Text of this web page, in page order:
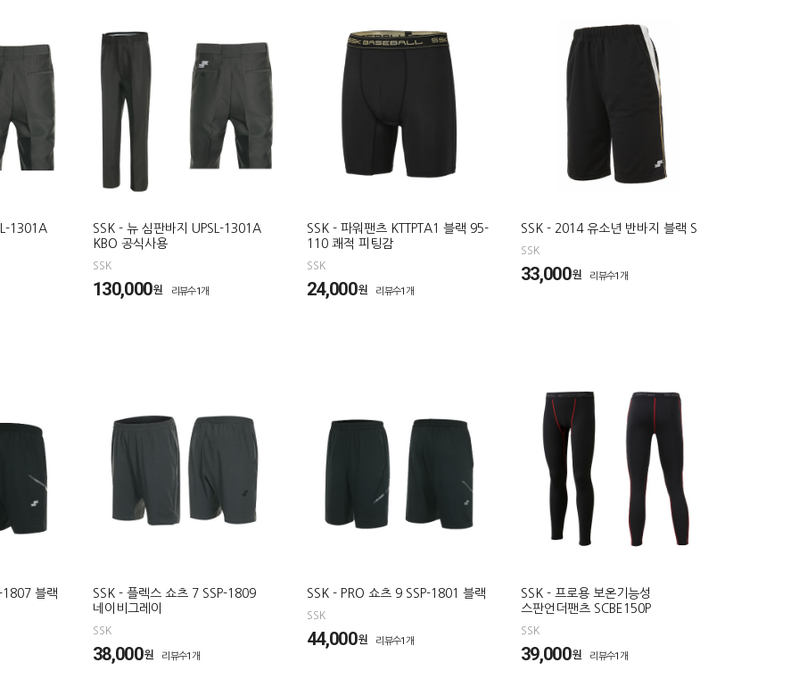
1301A
SSK - 뉴 심판바지 UPSL-1301A
KBO 공식사용
SSK
130,000원 리뷰수1개
SSK - 파워팬츠 KTTPTA1 블랙 95-
110 쾌적 피팅감
SSK
24,000원 리뷰수1개
SSK - 2014 유소년 반바지 블랙 S
SSK
33,000원 리뷰수1개
1807 블랙
SSK - 플렉스 쇼츠 7 SSP-1809
네이비그레이
SSK
38,000원 리뷰수1개
SSK - PRO 쇼츠 9 SSP-1801 블랙
SSK
44,000원 리뷰수1개
SSK - 프로용 보온기능성
스판언더팬츠 SCBE150P
SSK
39,000원 리뷰수1개